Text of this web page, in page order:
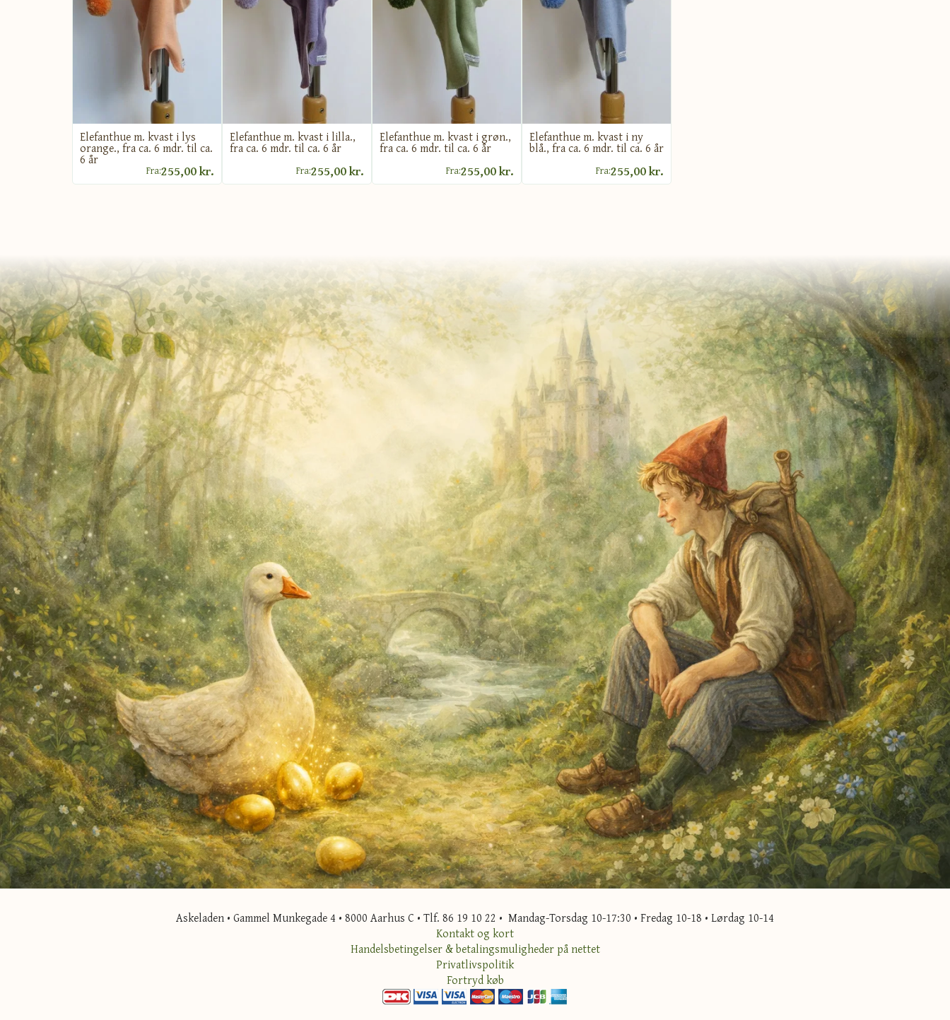
Elefanthue m. kvast i lys
orange., fra ca. 6 mdr. til ca.
6 år
Fra:255,00 kr.
Elefanthue m. kvast i lilla.,
fra ca. 6 mdr. til ca. 6 år
Fra:255,00 kr.
Elefanthue m. kvast i grøn.,
fra ca. 6 mdr. til ca. 6 år
Fra:255,00 kr.
Elefanthue m. kvast i ny
blå., fra ca. 6 mdr. til ca. 6 år
Fra:255,00 kr.
Askeladen • Gammel Munkegade 4 • 8000 Aarhus C • Tlf. 86 19 10 22 • Mandag-Torsdag 10-17:30 • Fredag 10-18 • Lørdag 10-14
Kontakt og kort
Handelsbetingelser & betalingsmuligheder på nettet
Privatlivspolitik
Fortryd køb